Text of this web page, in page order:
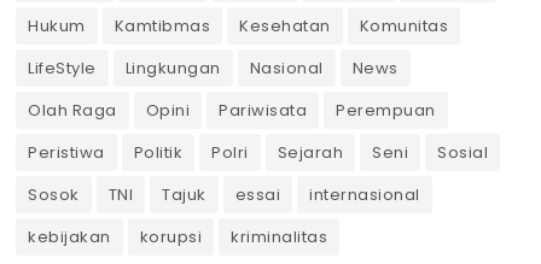
Hukum
Kamtibmas Kesehatan
Komunitas
LifeStyle
Lingkungan Nasional
News
Olah Raga
Opini Pariwisata
Perempuan
Peristiwa
Politik Polri Sejarah Seni
Sosial
Sosok
TNI Tajuk essai
internasional
kebijakan
korupsi kriminalitas